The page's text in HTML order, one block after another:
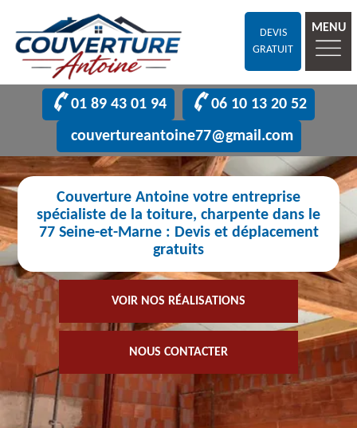
DEVIS
GRATUIT
MENU
01 89 43 01 94
06 10 13 20 52
couvertureantoine77@gmail.com
Couverture Antoine votre entreprise
spécialiste de la toiture, charpente dans le
77 Seine-et-Marne : Devis et déplacement
gratuits
VOIR NOS RÉALISATIONS
NOUS CONTACTER